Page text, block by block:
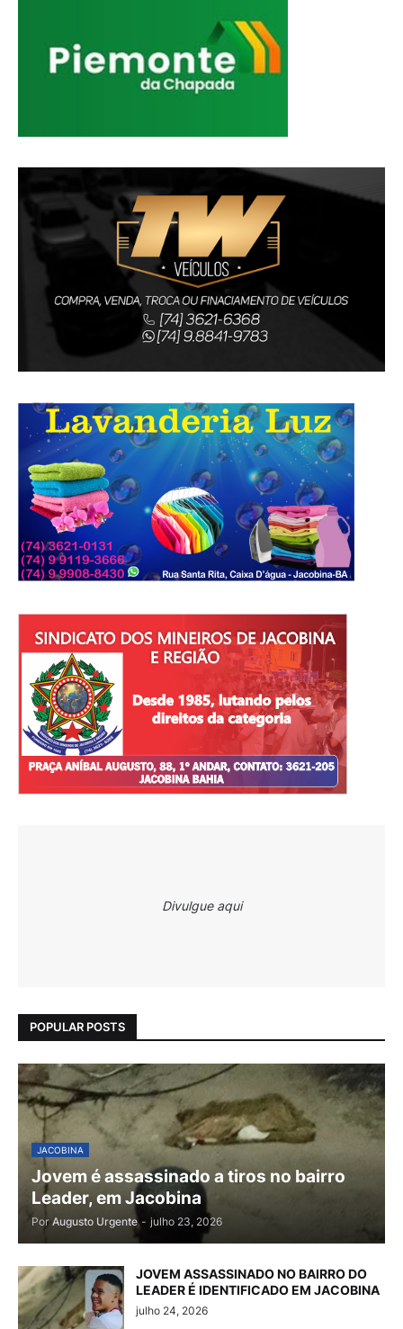
Divulgue aqui
POPULAR POSTS
JACOBINA
Jovem é assassinado a tiros no bairro
Leader, em Jacobina
Por Augusto Urgente - julho 23, 2026
JOVEM ASSASSINADO NO BAIRRO DO
LEADER É IDENTIFICADO EM JACOBINA
julho 24, 2026